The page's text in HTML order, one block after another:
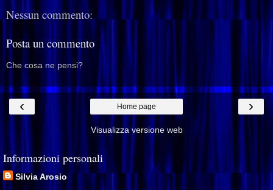
Nessun commento:
Posta un commento
Che cosa ne pensi?
‹ ›
Home page
Visualizza versione web
Informazioni personali
Silvia Arosio